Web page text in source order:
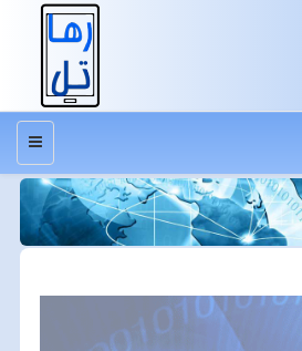
منو